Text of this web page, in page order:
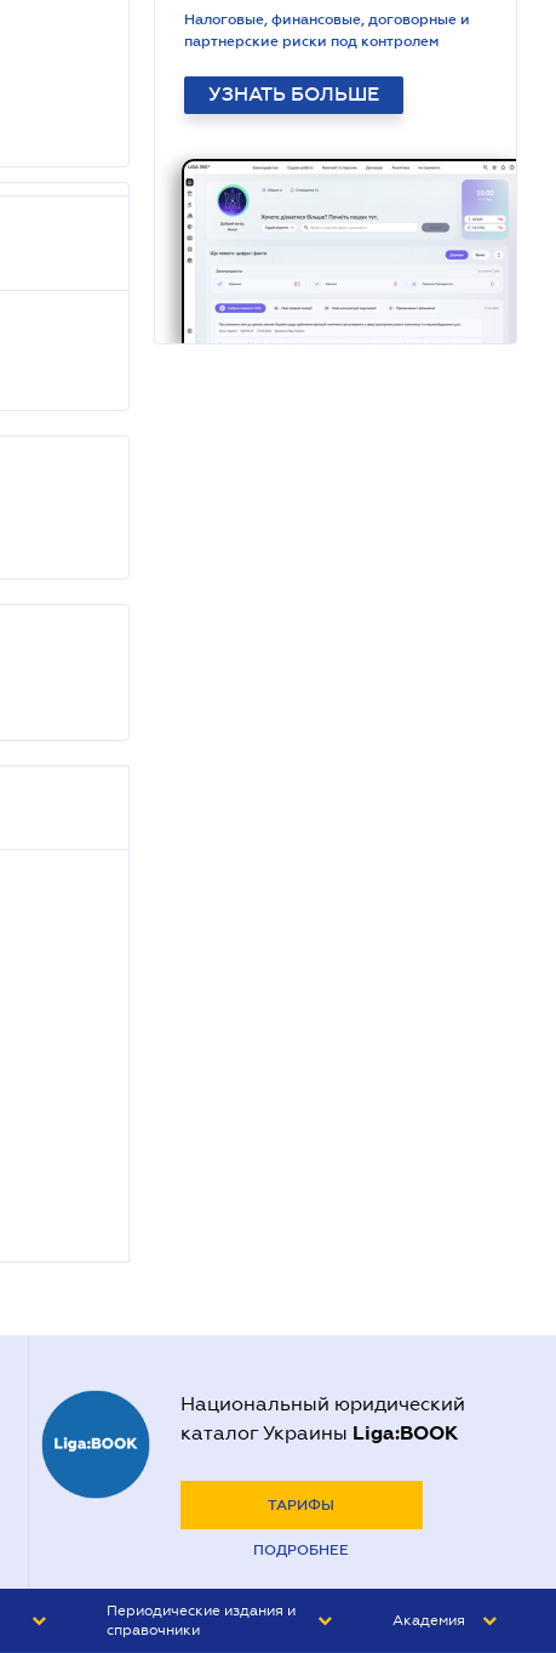
Налоговые, финансовые, договорные и
партнерские риски под контролем
УЗНАТЬ БОЛЬШЕ
Национальный юридический
каталог Украины Liga:BOOK
ТАРИФЫ
ПОДРОБНЕЕ
Периодические издания и
справочники
Академия